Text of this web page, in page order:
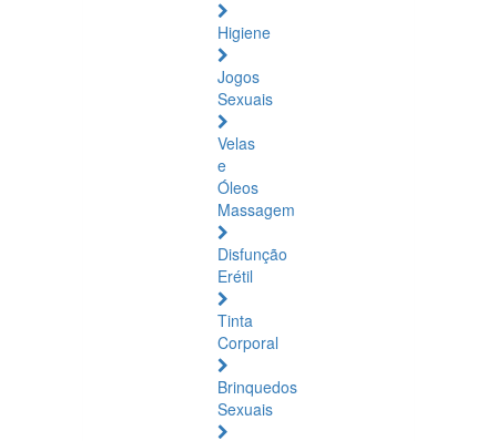
Higiene
Jogos
Sexuais
Velas
e
Óleos
Massagem
Disfunção
Erétil
Tinta
Corporal
Brinquedos
Sexuais